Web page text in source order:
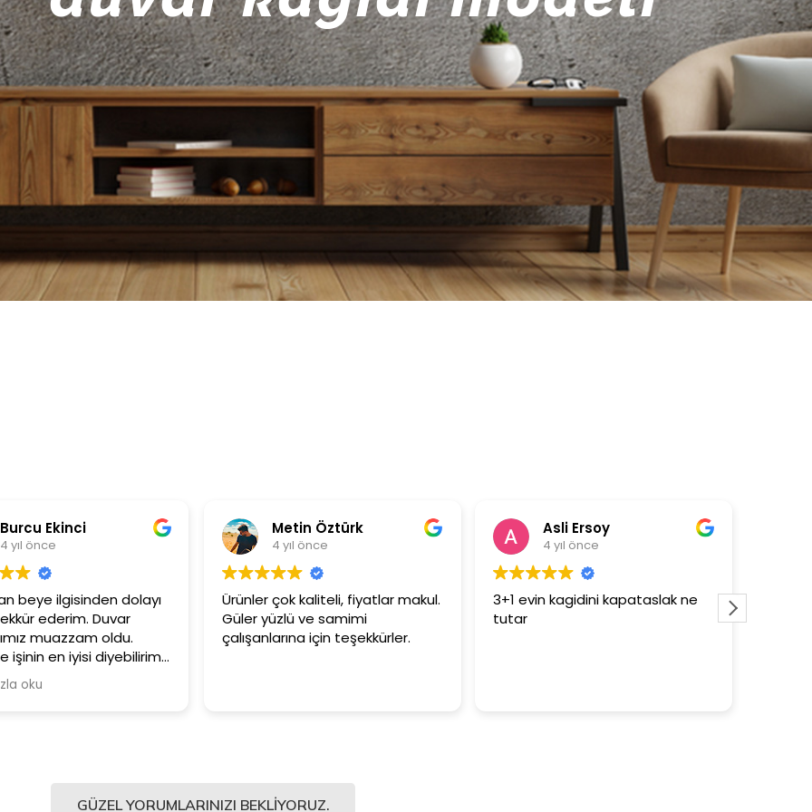
Metin Öztürk
Ürünler çok kaliteli, fiyatlar makul.
Güler yüzlü ve samimi
çalışanlarına için teşekkürler.
Asli Ersoy
3+1 evin kagidini kapataslak ne
tutar
Nermin Aydın
Çok güzel tşk milano
GÜZEL YORUMLARINIZI BEKLIYORUZ.